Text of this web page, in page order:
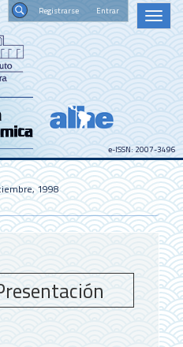
Toggle
e-ISSN: 2007-3496
1998